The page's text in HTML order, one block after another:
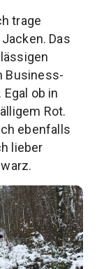
trage
Das
Business-
ob in
Rot.
ebenfalls
lieber